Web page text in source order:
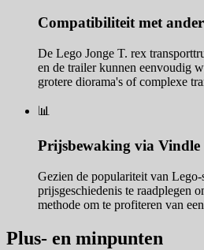
Compatibiliteit met
De Lego Jonge T. rex
en de trailer kunnen eenvoudig
grotere diorama's of complexe
📊
Prijsbewaking via Vindle
Gezien de populariteit van
prijsgeschiedenis te raadplegen
methode om te profiteren van
Plus- en minpunten